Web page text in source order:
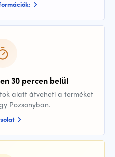
30 percen belül
alatt átveheti a terméket
Pozsonyban.